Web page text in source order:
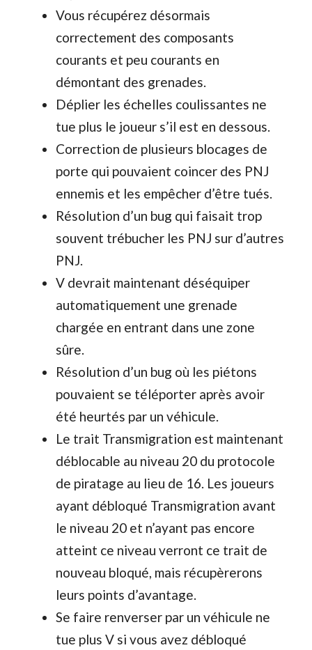
Vous récupérez désormais
correctement des composants
courants et peu courants en
démontant des grenades.
Déplier les échelles coulissantes ne
tue plus le joueur s’il est en dessous.
Correction de plusieurs blocages de
porte qui pouvaient coincer des PNJ
ennemis et les empêcher d’être tués.
Résolution d’un bug qui faisait trop
souvent trébucher les PNJ sur d’autres
PNJ.
V devrait maintenant déséquiper
automatiquement une grenade
chargée en entrant dans une zone
sûre.
Résolution d’un bug où les piétons
pouvaient se téléporter après avoir
été heurtés par un véhicule.
Le trait Transmigration est maintenant
déblocable au niveau 20 du protocole
de piratage au lieu de 16. Les joueurs
ayant débloqué Transmigration avant
le niveau 20 et n’ayant pas encore
atteint ce niveau verront ce trait de
nouveau bloqué, mais récupèrerons
leurs points d’avantage.
Se faire renverser par un véhicule ne
tue plus V si vous avez débloqué